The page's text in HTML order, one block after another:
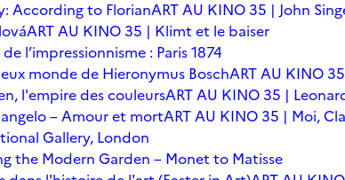
According to FlorianART AU KINO 35 | John
ART AU KINO 35 | Klimt et le baiser
l’impressionnisme : Paris 1874
monde de Hieronymus BoschART AU KINO
l'empire des couleursART AU KINO 35 |
– Amour et mortART AU KINO 35 | Moi,
Gallery, London
the Modern Garden – Monet to Matisse